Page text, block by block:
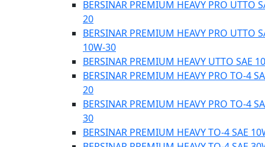
BERSINAR PREMIUM HEAVY PRO UTTO
20
BERSINAR PREMIUM HEAVY PRO UTTO
10W-30
BERSINAR PREMIUM HEAVY UTTO SAE
BERSINAR PREMIUM HEAVY PRO TO-4
20
BERSINAR PREMIUM HEAVY PRO TO-4
30
BERSINAR PREMIUM HEAVY TO-4 SAE